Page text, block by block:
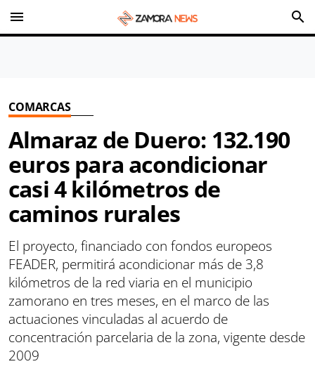
menu search
COMARCAS
Almaraz de Duero: 132.190
euros para acondicionar
casi 4 kilómetros de
caminos rurales
El proyecto, financiado con fondos europeos
FEADER, permitirá acondicionar más de 3,8
kilómetros de la red viaria en el municipio
zamorano en tres meses, en el marco de las
actuaciones vinculadas al acuerdo de
concentración parcelaria de la zona, vigente desde
2009